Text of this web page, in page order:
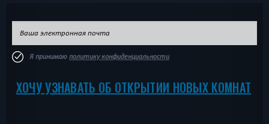
Я принимаю политику конфиденциальности
ХОЧУ УЗНАВАТЬ ОБ ОТКРЫТИИ НОВЫХ КОМНАТ